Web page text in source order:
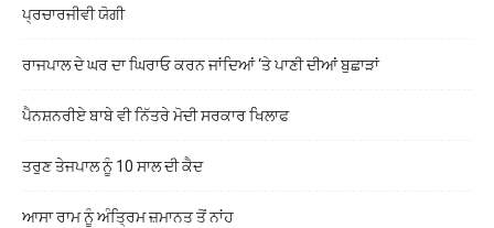
ਪ੍ਰਚਾਰਜੀਵੀ ਯੋਗੀ
ਰਾਜਪਾਲ ਦੇ ਘਰ ਦਾ ਘਿਰਾਓ ਕਰਨ ਜਾਂਦਿਆਂ ‘ਤੇ ਪਾਣੀ ਦੀਆਂ ਬੁਛਾੜਾਂ
ਪੈਨਸ਼ਨਰੀਏ ਬਾਬੇ ਵੀ ਨਿੱਤਰੇ ਮੋਦੀ ਸਰਕਾਰ ਖਿਲਾਫ
ਤਰੁਣ ਤੇਜਪਾਲ ਨੂੰ 10 ਸਾਲ ਦੀ ਕੈਦ
ਆਸਾ ਰਾਮ ਨੂੰ ਅੰਤ੍ਰਿਮ ਜ਼ਮਾਨਤ ਤੋਂ ਨਾਂਹ